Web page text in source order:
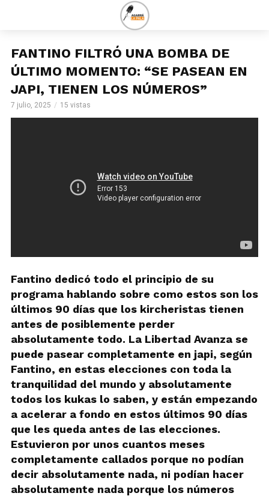
FANTINO FILTRÓ UNA BOMBA DE
ÚLTIMO MOMENTO: “SE PASEAN EN
JAPI, TIENEN LOS NÚMEROS”
7 julio, 2025 15 vistas
Fantino dedicó todo el principio de su
programa hablando sobre como estos son los
últimos 90 días que los kircheristas tienen
antes de posiblemente perder
absolutamente todo. La Libertad Avanza se
puede pasear completamente en japi, según
Fantino, en estas elecciones con toda la
tranquilidad del mundo y absolutamente
todos los kukas lo saben, y están empezando
a acelerar a fondo en estos últimos 90 días
que les queda antes de las elecciones.
Estuvieron por unos cuantos meses
completamente callados porque no podían
decir absolutamente nada, ni podían hacer
absolutamente nada porque los números